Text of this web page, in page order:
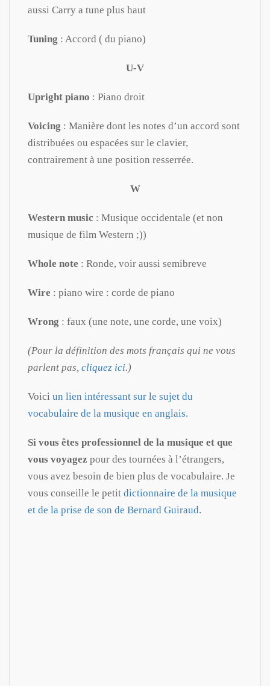
aussi Carry a tune plus haut
Tuning : Accord ( du piano)
U-V
Upright piano : Piano droit
Voicing : Manière dont les notes d’un accord sont
distribuées ou espacées sur le clavier,
contrairement à une position resserrée.
W
Western music : Musique occidentale (et non
musique de film Western ;))
Whole note : Ronde, voir aussi semibreve
Wire : piano wire : corde de piano
Wrong : faux (une note, une corde, une voix)
(Pour la définition des mots français qui ne vous
parlent pas, cliquez ici.)
Voici un lien intéressant sur le sujet du
vocabulaire de la musique en anglais.
Si vous êtes professionnel de la musique et que
vous voyagez pour des tournées à l’étrangers,
vous avez besoin de bien plus de vocabulaire. Je
vous conseille le petit dictionnaire de la musique
et de la prise de son de Bernard Guiraud.